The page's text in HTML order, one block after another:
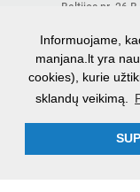
ASMENS
HIGIENOS
PRIEMONĖS
SLAUGOS
PREKĖS
Baltijos pr. 26 B
+370 616 76501
Informuojame,
manjana.lt yra
cookies), kurie
sklandų veikimą.